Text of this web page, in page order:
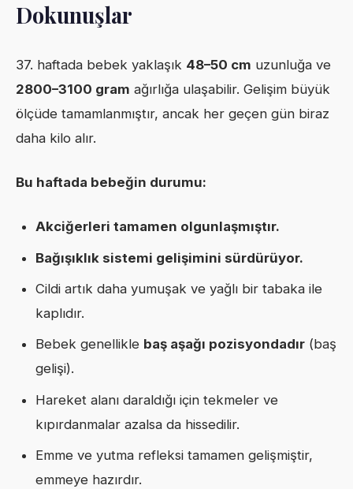
Dokunuşlar
37. haftada bebek yaklaşık 48–50 cm uzunluğa ve
2800–3100 gram ağırlığa ulaşabilir. Gelişim büyük
ölçüde tamamlanmıştır, ancak her geçen gün biraz
daha kilo alır.
Bu haftada bebeğin durumu:
Akciğerleri tamamen olgunlaşmıştır.
Bağışıklık sistemi gelişimini sürdürüyor.
Cildi artık daha yumuşak ve yağlı bir tabaka ile
kaplıdır.
Bebek genellikle baş aşağı pozisyondadır (baş
gelişi).
Hareket alanı daraldığı için tekmeler ve
kıpırdanmalar azalsa da hissedilir.
Emme ve yutma refleksi tamamen gelişmiştir,
emmeye hazırdır.